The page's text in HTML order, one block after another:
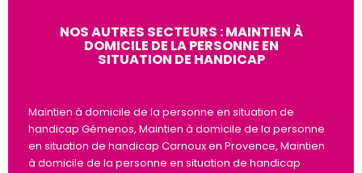
NOS AUTRES SECTEURS : MAINTIEN À
DOMICILE DE LA PERSONNE EN
SITUATION DE HANDICAP
Maintien à domicile de la personne en situation de
handicap Gémenos, Maintien à domicile de la personne
en situation de handicap Carnoux en Provence, Maintien
à domicile de la personne en situation de handicap